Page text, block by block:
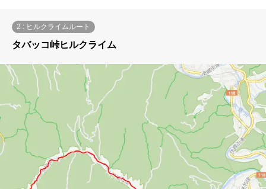
2 : ヒルクライムルート
タバッコ峠ヒルクライム